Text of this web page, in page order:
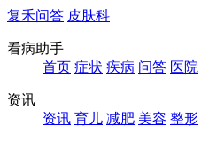
复禾问答 皮肤科
看病助手
首页 症状 疾病 问答 医院
资讯
资讯 育儿 减肥 美容 整形